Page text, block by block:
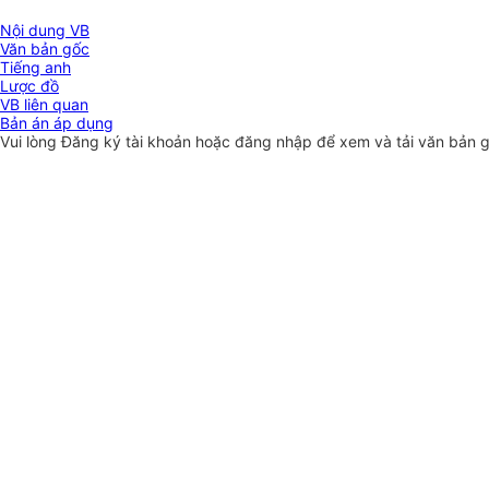
Nội dung VB
Văn bản gốc
Tiếng anh
Lược đồ
VB liên quan
Bản án áp dụng
Vui lòngĐăng ký tài khoản hoặc đăng nhập để xem và tải văn bản